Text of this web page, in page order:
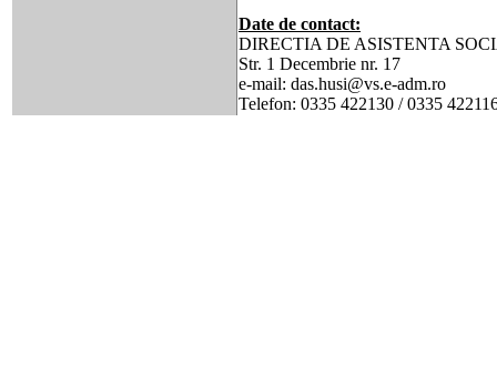
Date de contact:
DIRECTIA DE ASISTENTA
Str. 1 Decembrie nr. 17
e-mail: das.husi@vs.e-adm.ro
Telefon: 0335 422130 / 0335